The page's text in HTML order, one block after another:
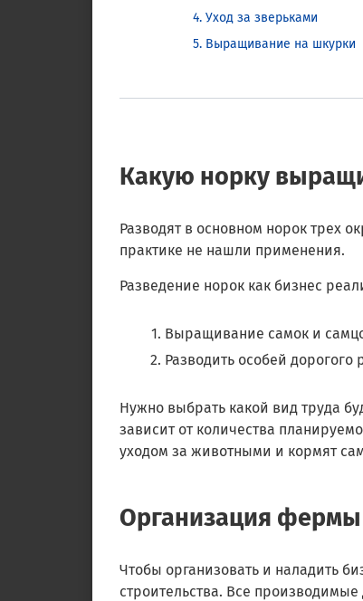
Уход за зверьками
Выращивание на шкурки
Какую норку
Разводят в основном норок трех
практике не нашли применения.
Разведение норок как бизнес
Выращивание самок и
Разводить особей
Нужно выбрать какой вид труда
зависит от количества
уходом за животными и кормят
Организация фермы
Чтобы организовать и наладить
строительства. Все